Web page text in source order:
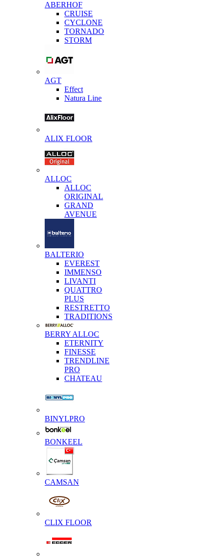
ABERHOF
CRUISE
CYCLONE
TORNADO
STORM
AGT
Effect
Natura Line
ALIX FLOOR
ALLOC
ALLOC
ORIGINAL
GRAND
AVENUE
BALTERIO
EVEREST
IMMENSO
LIVANTI
QUATTRO
PLUS
RESTRETTO
TRADITIONS
BERRY ALLOC
ETERNITY
FINESSE
TRENDLINE
PRO
CHATEAU
BINYLPRO
BONKEEL
CAMSAN
CLIX FLOOR